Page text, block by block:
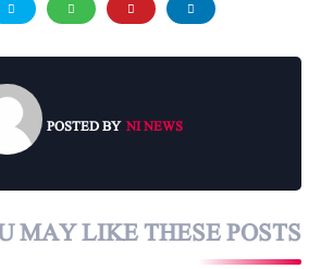
POSTED BY NI NEWS
MAY LIKE THESE POSTS